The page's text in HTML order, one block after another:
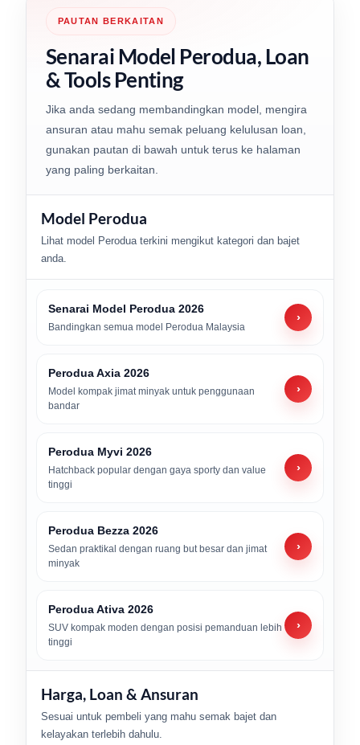
PAUTAN BERKAITAN
Senarai Model Perodua, Loan
& Tools Penting
Jika anda sedang membandingkan model, mengira
ansuran atau mahu semak peluang kelulusan loan,
gunakan pautan di bawah untuk terus ke halaman
yang paling berkaitan.
Model Perodua
Lihat model Perodua terkini mengikut kategori dan bajet
anda.
Senarai Model Perodua 2026
Bandingkan semua model Perodua Malaysia
›
Perodua Axia 2026
Model kompak jimat minyak untuk penggunaan
bandar
›
Perodua Myvi 2026
Hatchback popular dengan gaya sporty dan value
tinggi
›
Perodua Bezza 2026
Sedan praktikal dengan ruang but besar dan jimat
minyak
›
Perodua Ativa 2026
SUV kompak moden dengan posisi pemanduan lebih
tinggi
›
Harga, Loan & Ansuran
Sesuai untuk pembeli yang mahu semak bajet dan
kelayakan terlebih dahulu.